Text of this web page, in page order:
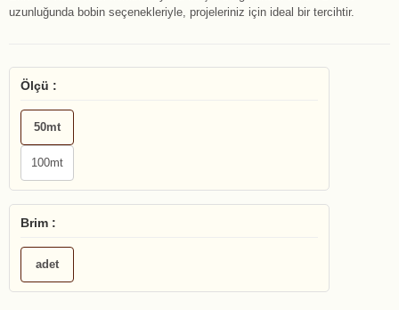
uzunluğunda bobin seçenekleriyle, projeleriniz için ideal bir tercihtir.
Ölçü :
50mt
100mt
Brim :
adet